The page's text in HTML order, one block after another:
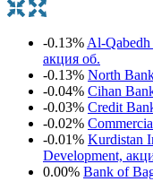
-0.13%Al-Qabedh
акция об.
-0.13% North
-0.04% Cihan
-0.03% Credit
-0.02%
-0.01% Kurdistan
Development,
0.00% Bank of